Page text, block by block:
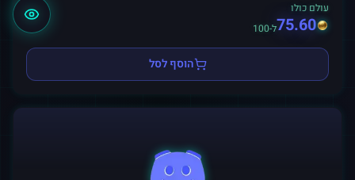
עולם כולו
75.60ל-100
הוסף לסל